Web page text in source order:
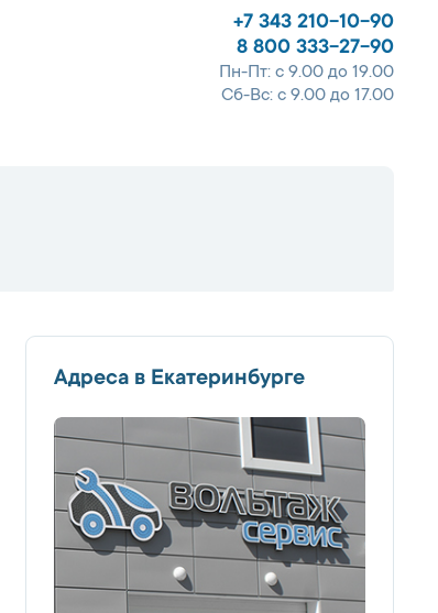
+7 343 210-10-90
8 800 333-27-90
Пн-Пт: с 9.00 до 19.00
Сб-Вс: с 9.00 до 17.00
Адреса в Екатеринбурге